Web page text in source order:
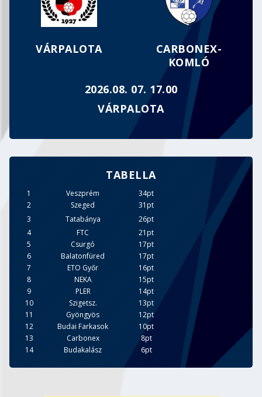
VÁRPALOTA
CARBONEX-
KOMLÓ
2026.08. 07. 17.00
VÁRPALOTA
TABELLA
1 Veszprém
34pt
2
Szeged
31pt
3
Tatabánya
26pt
4
FTC
21pt
5
Csurgó
17pt
6
Balatonfüred
17pt
7
ETO Győr
16pt
8
NEKA
15pt
9
PLER
14pt
10
Szigetsz.
13pt
11
Gyöngyös
12pt
12
Budai Farkasok
10pt
13
Carbonex
8pt
14
Budakalász 6pt